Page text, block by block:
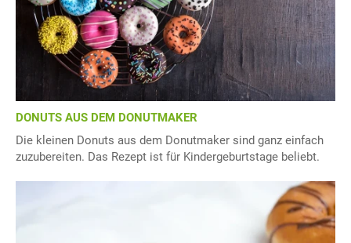
DONUTS AUS DEM DONUTMAKER
Die kleinen Donuts aus dem Donutmaker sind ganz einfach
zuzubereiten. Das Rezept ist für Kindergeburtstage beliebt.